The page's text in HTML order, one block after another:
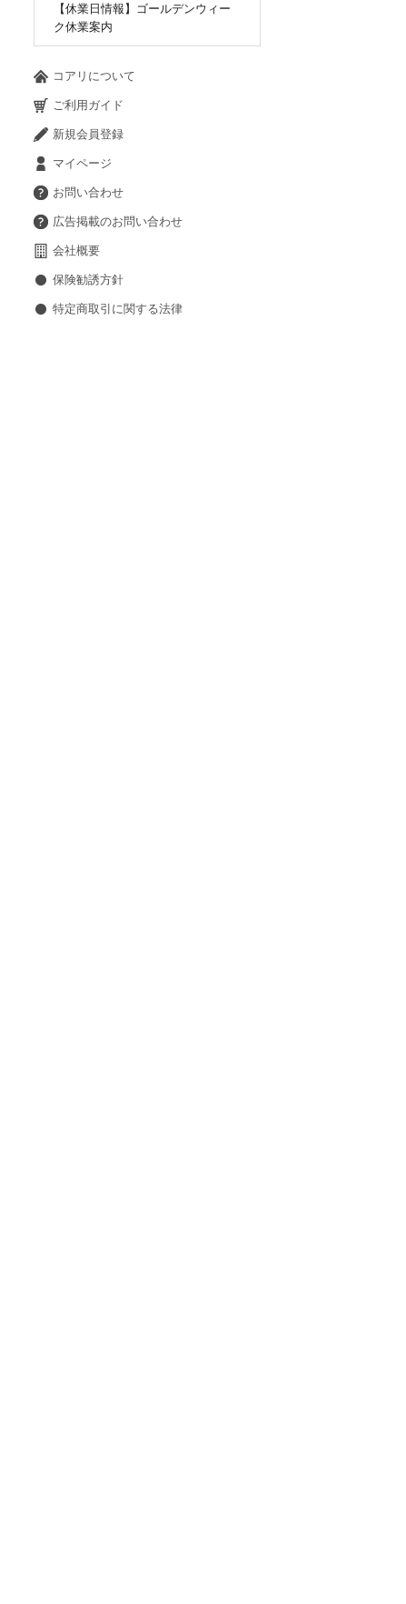
【休業日情報】ゴールデンウィー
ク休業案内
コアリについて
ご利用ガイド
新規会員登録
マイページ
お問い合わせ
広告掲載のお問い合わせ
会社概要
保険勧誘方針
特定商取引に関する法律